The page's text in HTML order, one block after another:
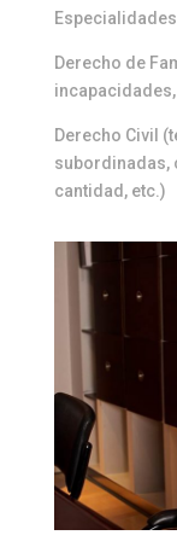
Derecho de
Derecho Civil
subordinadas,
cantidad, etc.)